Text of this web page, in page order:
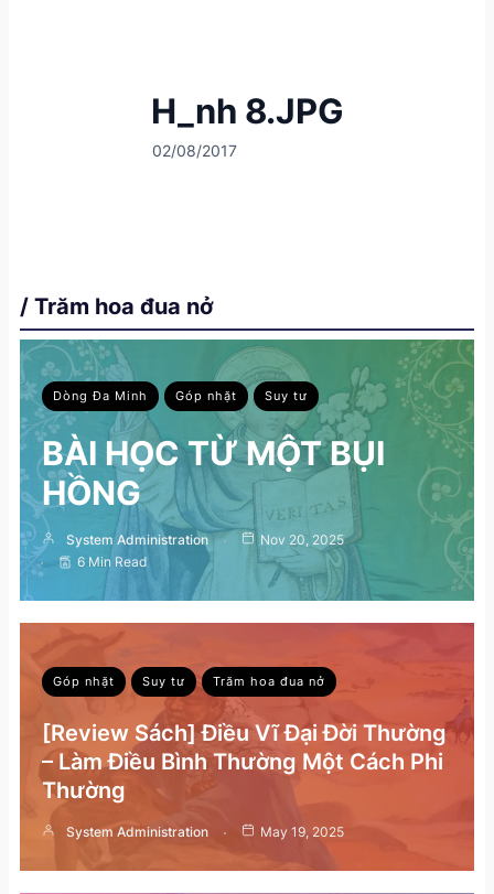
H_nh 8.JPG
02/08/2017
/ Trăm hoa đua nở
Dòng Đa Minh Góp nhặt Suy tư
BÀI HỌC TỪ MỘT BỤI
HỒNG
System Administration
Nov 20, 2025
6 Min Read
Góp nhặt Suy tư Trăm hoa đua nở
[Review Sách] Điều Vĩ Đại Đời Thường
– Làm Điều Bình Thường Một Cách Phi
Thường
System Administration May 19, 2025